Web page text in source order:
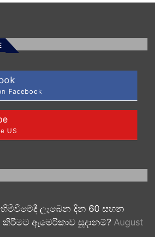
Facebook
US
අහිමිවීමේදී ලැබෙන දින 60 සහන
ඇමෙරිකාව සූදානම්? August